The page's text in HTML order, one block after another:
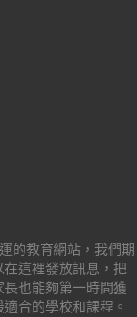
的教育網站，我們期
這裡發放訊息，把
也能夠第一時間獲
合的學校和課程。